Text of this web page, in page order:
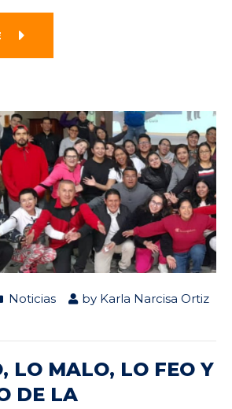
Noticias by Karla Narcisa Ortiz
LO MALO, LO FEO Y
DE LA